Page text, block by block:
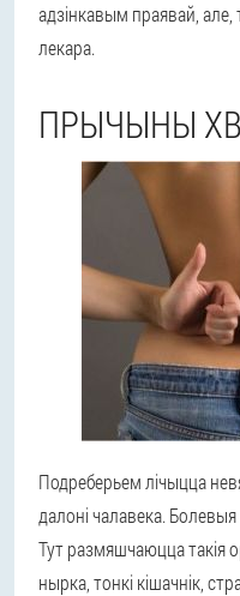
адзінкавым праявай,
лекара.
ПРЫЧЫНЫ
Подреберьем лічыцца
далоні чалавека. Болевыя
Тут размяшчаюцца такія
нырка, тонкі кішачнік,